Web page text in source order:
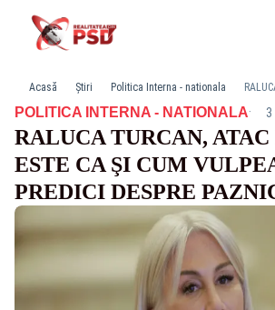
Acasă Știri Politica Interna - nationala
POLITICA INTERNA - NATIONALA·
RALUCA TURCAN, ATAC
ESTE CA ŞI CUM
PREDICI DESPRE